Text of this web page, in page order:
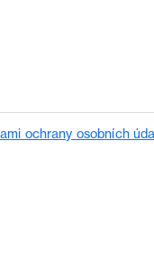
ochrany osobních